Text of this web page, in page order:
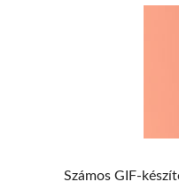
Számos GIF-